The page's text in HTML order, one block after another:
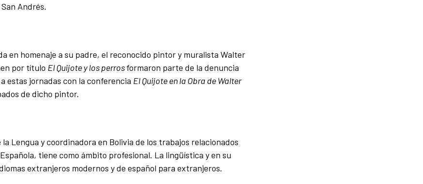
Andrés.
en homenaje a su padre, el reconocido pintor y muralista Walter
por título El Quijote y los perrosformaron parte de la denuncia
estas jornadas con la conferencia El Quijote en la Obra de Walter
de dicho pintor.
Lengua y coordinadora en Bolivia de los trabajos relacionados
tiene como ámbito profesional. La lingüística y en su
extranjeros modernos y de español para extranjeros.